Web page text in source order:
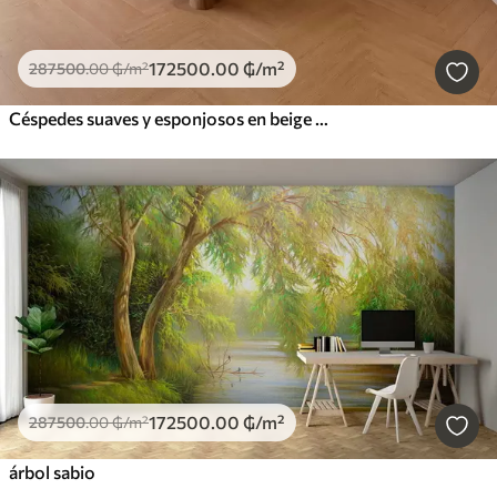
287500.00₲/m²172500.00 ₲/m²
Céspedes suaves y esponjosos en beige y gris
287500.00₲/m²172500 .00 ₲/m²
árbol sabio